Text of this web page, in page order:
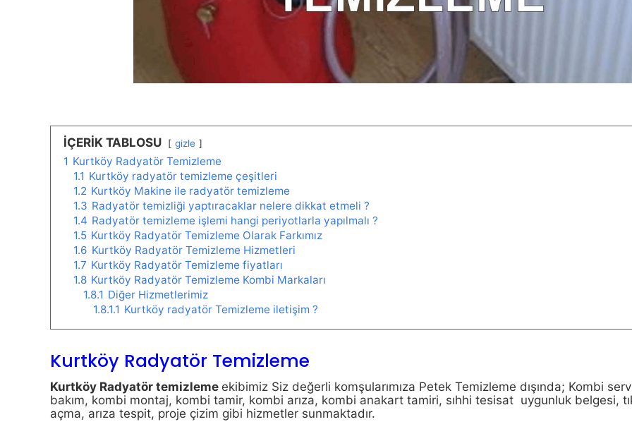
İÇERİK TABLOSU gizle
1 Kurtköy Radyatör Temizleme
1.1 Kurtköy radyatör temizleme çeşitleri
1.2 Kurtköy Makine ile radyatör temizleme
1.3 Radyatör temizliği yaptıracaklar nelere dikkat etmeli ?
1.4 Radyatör temizleme işlemi hangi periyotlarla yapılmalı ?
1.5 Kurtköy Radyatör Temizleme Olarak Farkımız
1.6 Kurtköy Radyatör Temizleme Hizmetleri
1.7 Kurtköy Radyatör Temizleme fiyatları
1.8 Kurtköy Radyatör Temizleme Kombi Markaları
1.8.1 Diğer Hizmetlerimiz
1.8.1.1 Kurtköy radyatör Temizleme iletişim ?
Kurtköy Radyatör Temizleme
Kurtköy Radyatör temizleme ekibimiz Siz değerli komşularımıza Petek Temizleme dışında; Kombi
bakım, kombi montaj, kombi tamir, kombi arıza, kombi anakart tamiri, sıhhi tesisat uygunluk belgesi,
açma, arıza tespit, proje çizim gibi hizmetler sunmaktadır.